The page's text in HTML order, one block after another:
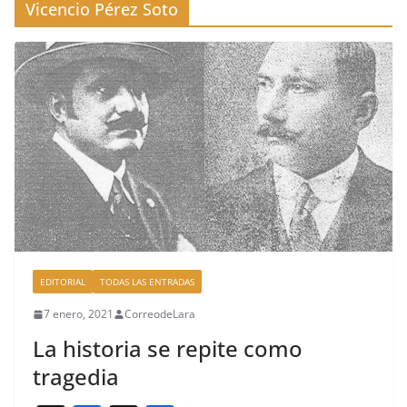
Vicencio Pérez Soto
EDITORIAL TODAS LAS ENTRADAS
7 enero, 2021 CorreodeLara
La historia se repite como
tragedia